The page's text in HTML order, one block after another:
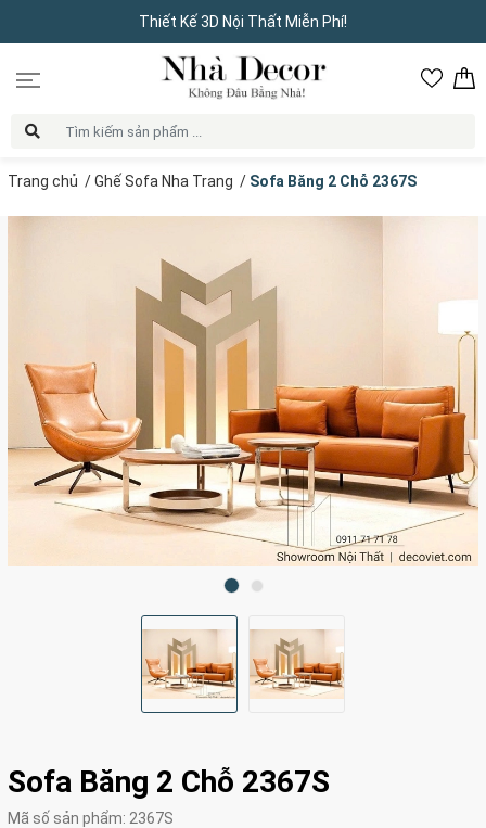
Thiết Kế 3D Nội Thất Miễn Phí!
Trang chủ /Ghế Sofa Nha Trang / Sofa Băng 2 Chỗ 2367S
Sofa Băng 2 Chỗ 2367S
Mã số sản phẩm: 2367S